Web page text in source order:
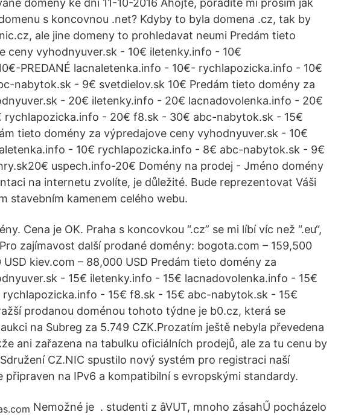
domény ke dni 11-10-2016 Ahojte, poradite mi prosim jak
s koncovnou .net? Kdyby to byla domena .cz, tak by
ale jine domeny to prohledavat neumi Predám tieto
ceny vyhodnyuver.sk - 10€ iletenky.info - 10€
PREDANÉ lacnaletenka.info - 10€- rychlapozicka.info - 10€
nabytok.sk - 9€ svetdielov.sk 10€ Predám tieto domény za
- 20€ iletenky.info - 20€ lacnadovolenka.info - 20€
rychlapozicka.info - 20€ f8.sk - 30€ abc-nabytok.sk - 15€
tieto domény za výpredajove ceny vyhodnyuver.sk - 10€
- 10€ rychlapozicka.info - 8€ abc-nabytok.sk - 9€
uspech.info-20€ Domény na prodej - Jméno domény
na internetu zvolíte, je důležité. Bude reprezentovat Váši
stavebním kamenem celého webu.
Cena je OK. Praha s koncovkou “.cz” se mi líbí víc než “.eu“,
zajímavost další prodané domény: bogota.com – 159,500
USD kiev.com – 88,000 USD Predám tieto domény za
- 15€ iletenky.info - 15€ lacnadovolenka.info - 15€
- 15€ f8.sk - 15€ abc-nabytok.sk - 15€
prodanou doménou tohoto týdne je b0.cz, která se
na Subreg za 5.749 CZK.Prozatím ještě nebyla převedena
ani zařazena na tabulku oficiálních prodejů, ale za tu cenu by
CZ.NIC spustilo nový systém pro registraci naší
připraven na IPv6 a kompatibilní s evropskými standardy.
Nemožné je . studenti z âVUT, mnoho zásahŰ pocházelo